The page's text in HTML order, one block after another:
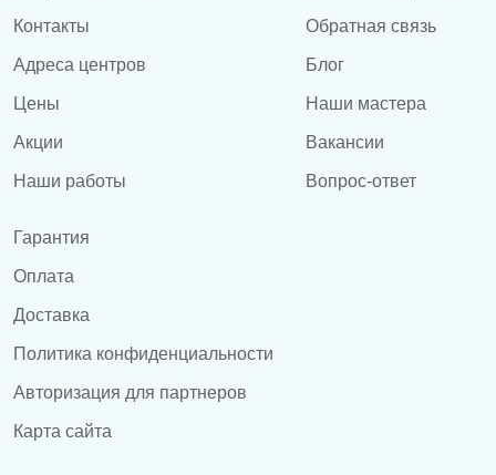
Контакты
Адреса центров
Цены
Акции
Наши работы
Обратная связь
Блог
Наши мастера
Вакансии
Вопрос-ответ
Гарантия
Оплата
Доставка
Политика конфиденциальности
Авторизация для партнеров
Карта сайта